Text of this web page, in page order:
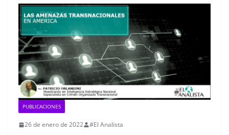
PUBLICACIONES
26 de enero de 2022 #El Analista